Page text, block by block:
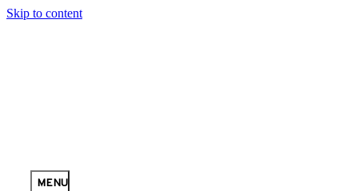
Skip to content
MENU